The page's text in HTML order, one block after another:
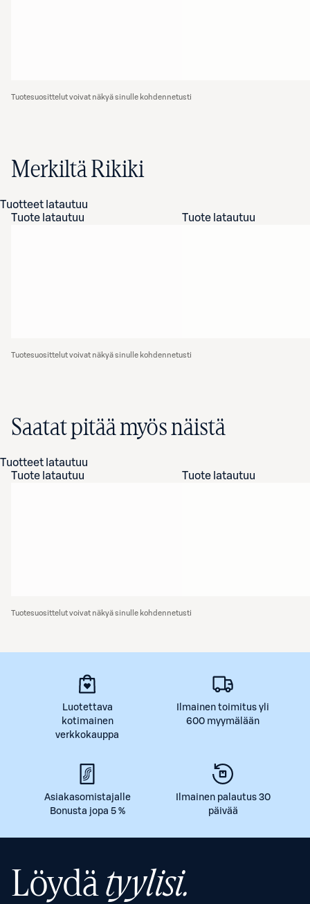
Tuotesuosittelut voivat näkyä sinulle kohdennetusti
Merkiltä Rikiki
Tuotteet latautuu
Tuote latautuu
Tuote latautuu
Tuotesuosittelut voivat näkyä sinulle kohdennetusti
Saatat pitää myös näistä
Tuotteet latautuu
Tuote latautuu
Tuote latautuu
Tuotesuosittelut voivat näkyä sinulle kohdennetusti
Luotettava
kotimainen
verkkokauppa
Ilmainen toimitus yli
600 myymälään
Asiakasomistajalle
Bonusta jopa 5 %
Ilmainen palautus 30
päivää
Löydätyylisi.